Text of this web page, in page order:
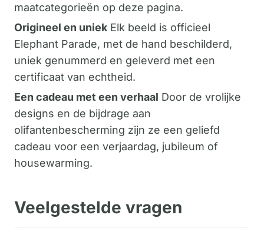
maatcategorieën op deze pagina.
Origineel en uniek Elk beeld is officieel
Elephant Parade, met de hand beschilderd,
uniek genummerd en geleverd met een
certificaat van echtheid.
Een cadeau met een verhaal Door de vrolijke
designs en de bijdrage aan
olifantenbescherming zijn ze een geliefd
cadeau voor een verjaardag, jubileum of
housewarming.
Veelgestelde vragen